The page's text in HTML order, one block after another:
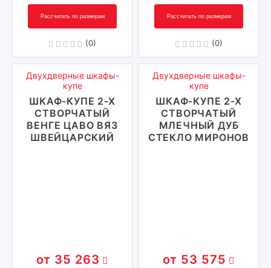
Рассчитать по размерам
(0)
Рассчитать по размерам
(0)
Двухдверные шкафы-
купе
ШКАФ-КУПЕ 2-Х
СТВОРЧАТЫЙ
ВЕНГЕ ЦАВО ВЯЗ
ШВЕЙЦАРСКИЙ
35 263
Двухдверные шкафы-
купе
ШКАФ-КУПЕ 2-Х
СТВОРЧАТЫЙ
МЛЕЧНЫЙ ДУБ
СТЕКЛО МИРОНОВ
53 575